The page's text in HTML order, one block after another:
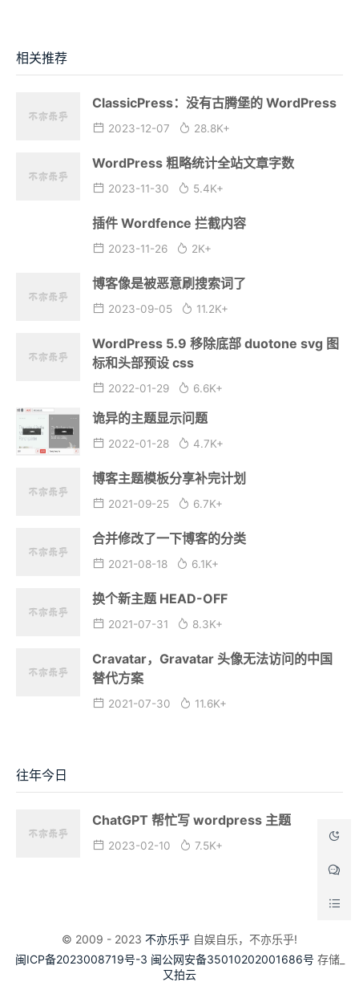
相关推荐
ClassicPress：没有古腾堡的 WordPress
2023-12-07 28.8K+
WordPress 粗略统计全站文章字数
2023-11-30 5.4K+
插件 Wordfence 拦截内容
2023-11-26 2K+
博客像是被恶意刷搜索词了
2023-09-05 11.2K+
WordPress 5.9 移除底部 duotone svg 图
标和头部预设 css
2022-01-29 6.6K+
诡异的主题显示问题
2022-01-28 4.7K+
博客主题模板分享补完计划
2021-09-25 6.7K+
合并修改了一下博客的分类
2021-08-18 6.1K+
换个新主题 HEAD-OFF
2021-07-31 8.3K+
Cravatar，Gravatar 头像无法访问的中国
替代方案
2021-07-30 11.6K+
往年今日
ChatGPT 帮忙写 wordpress 主题
2023-02-10 7.5K+
© 2009 - 2023 不亦乐乎 自娱自乐，不亦乐乎!
闽ICP备2023008719号-3 闽公网安备35010202001686号 存储_
又拍云